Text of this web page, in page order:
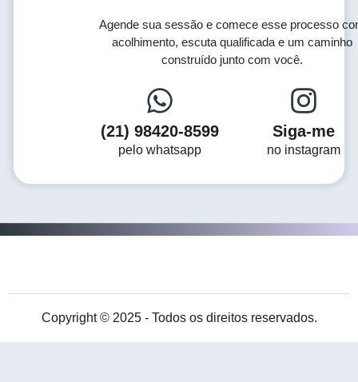
Agende sua sessão e comece esse processo
acolhimento, escuta qualificada e um caminho
construído junto com você.
(21) 98420-8599
pelo whatsapp
Siga-me
no instagram
Copyright © 2025 - Todos os direitos reservados.